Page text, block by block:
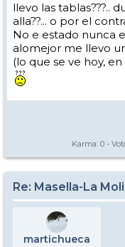
llevo las tablas???..
alla??... o por el
No e estado nunca
alomejor me llevo
(lo que se ve hoy,
Karma: 0 -
Re: Masella-La
martichueca